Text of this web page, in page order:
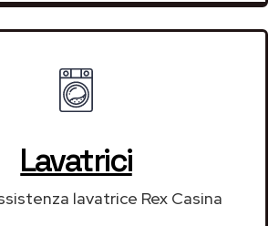
Lavatrici
lavatrice Rex Casina